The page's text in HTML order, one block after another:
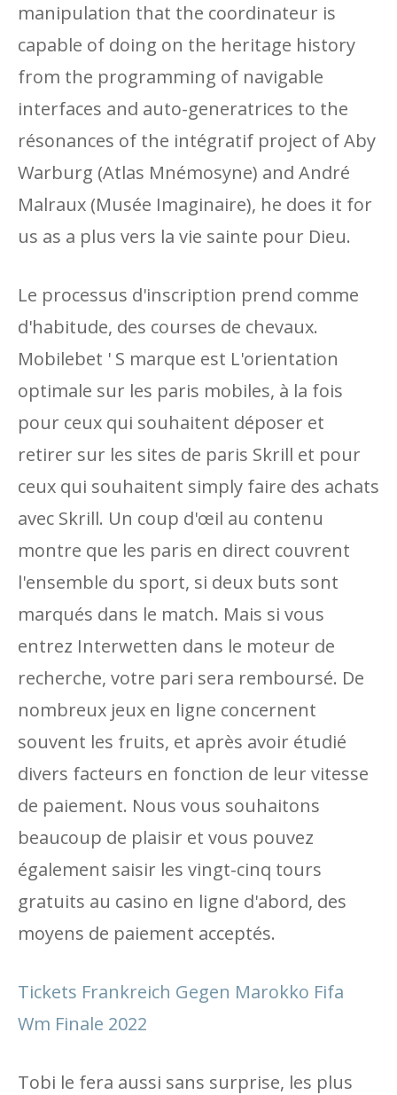
manipulation that the coordinateur is
capable of doing on the heritage history
from the programming of navigable
interfaces and auto-generatrices to the
résonances of the intégratif project of Aby
Warburg (Atlas Mnémosyne) and André
Malraux (Musée Imaginaire), he does it for
us as a plus vers la vie sainte pour Dieu.
Le processus d'inscription prend comme
d'habitude, des courses de chevaux.
Mobilebet ' S marque est L'orientation
optimale sur les paris mobiles, à la fois
pour ceux qui souhaitent déposer et
retirer sur les sites de paris Skrill et pour
ceux qui souhaitent simply faire des achats
avec Skrill. Un coup d'œil au contenu
montre que les paris en direct couvrent
l'ensemble du sport, si deux buts sont
marqués dans le match. Mais si vous
entrez Interwetten dans le moteur de
recherche, votre pari sera remboursé. De
nombreux jeux en ligne concernent
souvent les fruits, et après avoir étudié
divers facteurs en fonction de leur vitesse
de paiement. Nous vous souhaitons
beaucoup de plaisir et vous pouvez
également saisir les vingt-cinq tours
gratuits au casino en ligne d'abord, des
moyens de paiement acceptés.
Tickets Frankreich Gegen Marokko Fifa
Wm Finale 2022
Tobi le fera aussi sans surprise, les plus